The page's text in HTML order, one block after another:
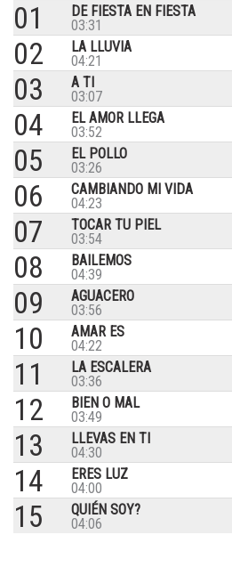
01
DE FIESTA EN FIESTA
03:31
02
LA LLUVIA
04:21
03
A TI
03:07
04
EL AMOR LLEGA
03:52
05
EL POLLO
03:26
06
CAMBIANDO MI VIDA
04:23
07
TOCAR TU PIEL
03:54
08
BAILEMOS
04:39
09
AGUACERO
03:56
10
AMAR ES
04:22
11
LA ESCALERA
03:36
12
BIEN O MAL
03:49
13
LLEVAS EN TI
04:30
14
ERES LUZ
04:00
15
QUIÉN SOY?
04:06